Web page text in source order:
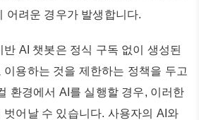
어려운 경우가 발생합니다.
AI 챗봇은 정식 구독 없이 생성된
용하는 것을 제한하는 정책을 두고
환경에서 AI를 실행할 경우, 이러한
어날 수 있습니다. 사용자의 AI와